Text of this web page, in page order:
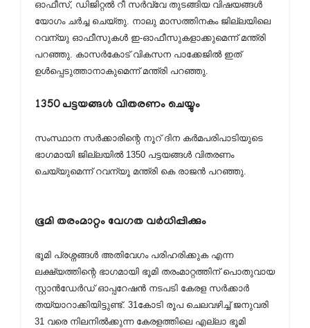
ഓഫീസ്, ഡിജിറ്റല്‍ റീ സര്‍വ്വേ തുടങ്ങിയ വിഷയങ്ങള്‍
യോഗം ചര്‍ച്ച ചെയ്തു. നാലു മാസത്തിനകം ജില്ലയിലെ
റവന്യു ഓഫീസുകള്‍ ഇ-ഓഫീസുകളാക്കുമെന്ന് മന്ത്രി
പറഞ്ഞു. കാസര്‍കോട് വികസന പാക്കേജില്‍ ഇത്
ഉള്‍പ്പെടുത്താനാകുമെന്ന് മന്ത്രി പറഞ്ഞു.
1350 പട്ടയങ്ങള്‍ വിതരണം ചെയ്യും
സംസ്ഥാന സര്‍ക്കാരിന്റെ നൂറ് ദിന കര്‍മപരിപാടിയുടെ
ഭാഗമായി ജില്ലയില്‍ 1350 പട്ടയങ്ങള്‍ വിതരണം
ചെയ്യുമെന്ന് റവന്യൂ മന്ത്രി കെ രാജന്‍ പറഞ്ഞു.
ഭൂമി തരംമാറ്റം വേഗത വര്‍ധിപ്പിക്കും
ഭൂമി പ്രശ്നങ്ങള്‍ അതിവേഗം പരിഹരിക്കുക എന്ന
ലക്ഷ്യത്തിന്റെ ഭാഗമായി ഭൂമി തരംമാറ്റത്തിന് പൊതുവായ
സ്റ്റാന്‍ഡേര്‍ഡ് ഓപ്പറേഷന്‍ നടപടി കേരള സര്‍ക്കാര്‍
തയ്യാറാക്കിയിട്ടുണ്ട്. 31കോടി രൂപ ചെലവഴിച്ച് ജനുവരി
31 വരെ നിലനില്‍ക്കുന്ന കേരളത്തിലെ എല്ലാ ഭൂമി